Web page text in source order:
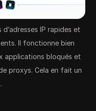
IP rapides et
Il fonctionne bien
applications bloqués et
proxys. Cela en fait un